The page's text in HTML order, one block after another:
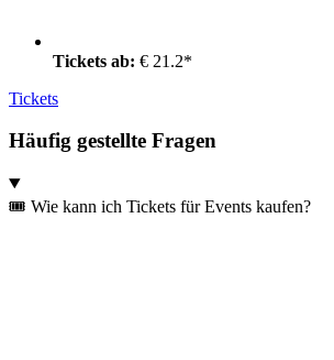
Tickets ab: € 21.2*
Tickets
Häufig gestellte Fragen
🎟️ Wie kann ich Tickets für Events kaufen?